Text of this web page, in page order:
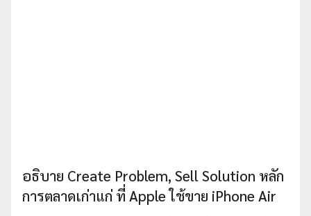
อธิบาย Create Problem, Sell Solution หลัก
การตลาดเก่าแก่ ที่ Apple ใช้ขาย iPhone Air